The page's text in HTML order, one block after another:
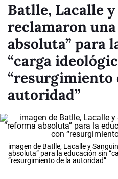
Batlle, Lacalle
reclamaron
absoluta” para
“carga
“resurgimiento
autoridad”
imagen de Batlle, Lacalle y
absoluta” para la educación sin
“resurgimiento de la autoridad”